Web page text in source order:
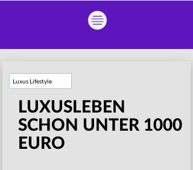
Luxus Lifestyle
LUXUSLEBEN
SCHON UNTER 1000
EURO